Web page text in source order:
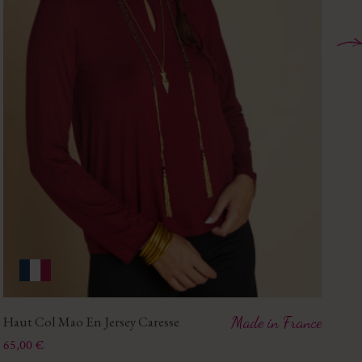
Haut Col Mao En Jersey Caresse
Prix
65,00 €
Made in France